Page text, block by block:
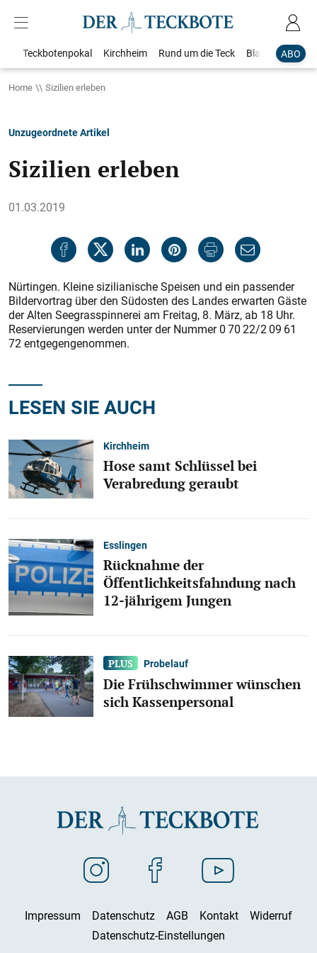
ABO
Teckbotenpokal Kirchheim Rund um die Teck Blaulicht
Home Sizilien erleben
Unzugeordnete Artikel
Sizilien erleben
01.03.2019
Nürtingen. Kleine sizilianische Speisen und ein passender
Bildervortrag über den Südosten des Landes erwarten Gäste
der Alten Seegrasspinnerei am Freitag, 8. März, ab 18 Uhr.
Reservierungen werden unter der Nummer 0 70 22/2 09 61
72 entgegengenommen.
LESEN SIE AUCH
Kirchheim
Hose samt Schlüssel bei
Verabredung geraubt
Esslingen
Rücknahme der
Öffentlichkeitsfahndung nach
12-jährigem Jungen
Probelauf
Die Frühschwimmer wünschen
sich Kassenpersonal
Impressum Datenschutz AGB Kontakt
Widerruf
Datenschutz-Einstellungen